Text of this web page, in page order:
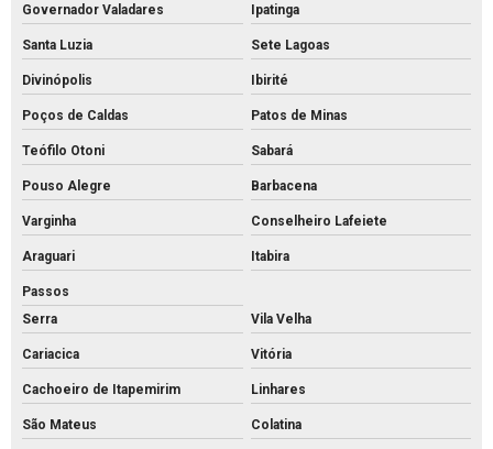
Grelha de concreto preço
Grelha de concreto
Intertravado de concreto comprar
Intertravado de concreto preço
Intertravado de concreto
Intertravados de concreto pisos
Meio fio de concreto para calçada
Meio fio de concreto comprar
Meio fio de concreto pré moldado
Meio fio de concreto preço
Meio fio de concreto valor
Meio fio de concreto a venda
Governador Valadares Ipatinga
Santa Luzia Sete Lagoas
Divinópolis Ibirité
Poços de Caldas Patos de Minas
Teófilo Otoni Sabará
Pouso Alegre Barbacena
Varginha Conselheiro Lafeiete
Araguari Itabira
Passos
Serra
Vila Velha
Cariacica Vitória
Cachoeiro de Itapemirim Linhares
São Mateus Colatina